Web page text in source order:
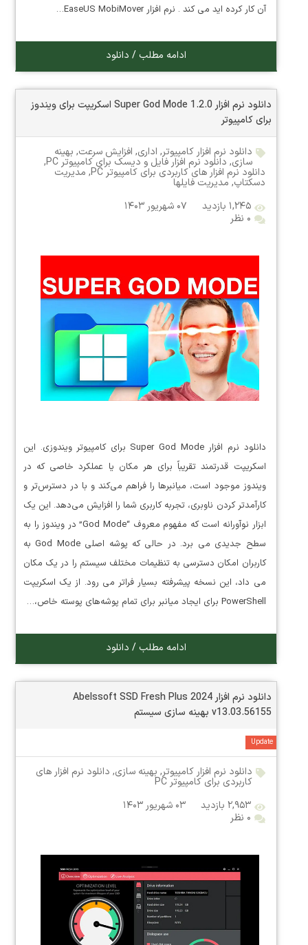
آن کار کرده اید می کند . نرم افزار EaseUS MobiMover…
ادامه مطلب / دانلود
دانلود نرم افزار Super God Mode 1.2.0 اسکریپت برای ویندوز
برای کامپیوتر
دانلود نرم افزار کامپیوتر, اداری, افزایش سرعت, بهینه
سازی, دانلود نرم افزار فایل و دیسک برای کامپیوتر PC ,
دانلود نرم افزار های کاربردی برای کامپیوتر PC , مدیریت
دسکتاپ,مدیریت فایلها
۱,۲۴۵ بازدید
۰۷ شهریور ۱۴۰۳
۰ نظر
دانلود نرم افزار Super God Mode برای کامپیوتر ویندوزی. این
اسکریپت قدرتمند تقریباً برای هر مکان یا عملکرد خاصی که در
ویندوز موجود است، میانبرها را فراهم می‌کند و با در دسترس‌تر و
کارآمدتر کردن ناوبری، تجربه کاربری شما را افزایش می‌دهد. این یک
ابزار نوآورانه است که مفهوم معروف “God Mode” در ویندوز را به
سطح جدیدی می برد. در حالی که پوشه اصلی God Mode به
کاربران امکان دسترسی به تنظیمات مختلف سیستم را در یک مکان
می داد، این نسخه پیشرفته بسیار فراتر می رود. از یک اسکریپت
PowerShell برای ایجاد میانبر برای تمام پوشه‌های پوسته خاص،…
ادامه مطلب / دانلود
دانلود نرم افزار Abelssoft SSD Fresh Plus 2024
v13.03.56155 بهینه سازی سیستم
Update
دانلود نرم افزار کامپیوتر, بهینه سازی, دانلود نرم افزار های
کاربردی برای کامپیوتر PC
۲,۹۵۳ بازدید
۰۳ شهریور ۱۴۰۳
۰ نظر